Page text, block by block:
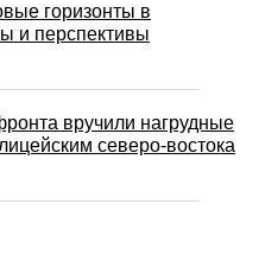
горизонты в
и перспективы
вручили нагрудные
северо-востока